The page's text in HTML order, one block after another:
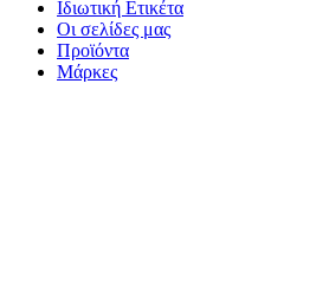
Ιδιωτική Ετικέτα
Οι σελίδες μας
Προϊόντα
Μάρκες